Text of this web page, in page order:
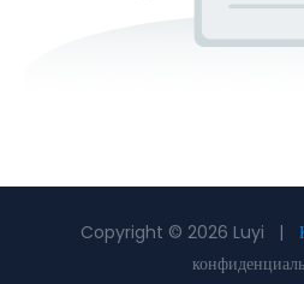
Copyright © 2026 Luyi |